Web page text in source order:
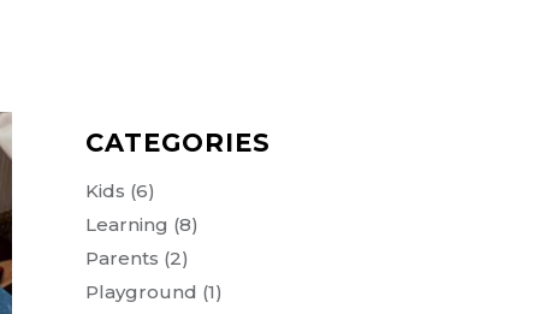
CATEGORIES
Kids (6)
Learning (8)
Parents (2)
Playground (1)